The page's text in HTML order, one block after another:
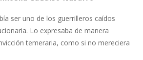
ser uno de los guerrilleros caídos
Lo expresaba de manera
temeraria, como si no mereciera